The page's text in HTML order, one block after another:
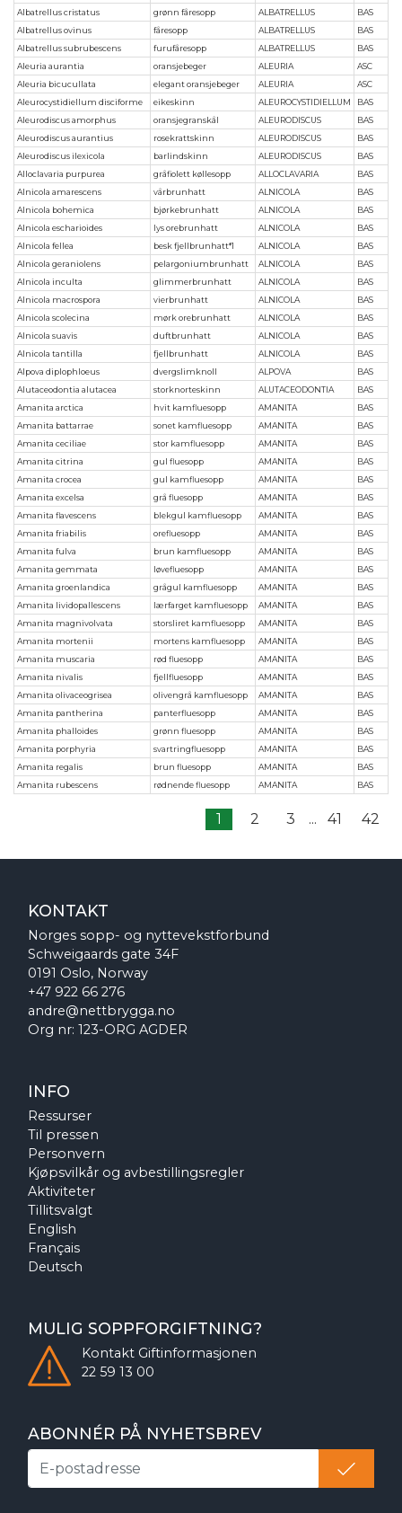
Albatrellus cristatus
grønn fåresopp ALBATRELLUS
BAS
Albatrellus ovinus
fåresopp ALBATRELLUS
BAS
Albatrellus subrubescens
furufåresopp ALBATRELLUS
BAS
Aleuria aurantia
oransjebeger ALEURIA
ASC
Aleuria bicucullata
elegant oransjebeger ALEURIA
ASC
Aleurocystidiellum disciforme
eikeskinn ALEUROCYSTIDIELLUM
BAS
Aleurodiscus amorphus
oransjegranskål ALEURODISCUS
BAS
Aleurodiscus aurantius
rosekrattskinn ALEURODISCUS
BAS
Aleurodiscus ilexicola
barlindskinn ALEURODISCUS
BAS
Alloclavaria purpurea
gråfiolett køllesopp ALLOCLAVARIA
BAS
Alnicola amarescens
vårbrunhatt ALNICOLA
BAS
Alnicola bohemica
bjørkebrunhatt ALNICOLA
BAS
Alnicola escharioides
lys orebrunhatt ALNICOLA
BAS
Alnicola fellea
besk fjellbrunhatt*1 ALNICOLA
BAS
Alnicola geraniolens
pelargoniumbrunhatt ALNICOLA
BAS
Alnicola inculta
glimmerbrunhatt ALNICOLA
BAS
Alnicola macrospora
vierbrunhatt ALNICOLA
BAS
Alnicola scolecina
mørk orebrunhatt ALNICOLA
BAS
Alnicola suavis
duftbrunhatt ALNICOLA
BAS
Alnicola tantilla
fjellbrunhatt ALNICOLA
BAS
Alpova diplophloeus
dvergslimknoll ALPOVA
BAS
Alutaceodontia alutacea
storknorteskinn ALUTACEODONTIA
BAS
Amanita arctica
hvit kamfluesopp AMANITA
BAS
Amanita battarrae
sonet kamfluesopp AMANITA
BAS
Amanita ceciliae
stor kamfluesopp AMANITA
BAS
Amanita citrina
gul fluesopp AMANITA
BAS
Amanita crocea
gul kamfluesopp AMANITA
BAS
Amanita excelsa
grå fluesopp AMANITA
BAS
Amanita flavescens
blekgul kamfluesopp AMANITA
BAS
Amanita friabilis
orefluesopp AMANITA
BAS
Amanita fulva
brun kamfluesopp AMANITA
BAS
Amanita gemmata
løvefluesopp AMANITA
BAS
Amanita groenlandica
grågul kamfluesopp AMANITA
BAS
Amanita lividopallescens
lærfarget kamfluesopp AMANITA
BAS
Amanita magnivolvata
storsliret kamfluesopp AMANITA
BAS
Amanita mortenii
mortens kamfluesopp AMANITA
BAS
Amanita muscaria
rød fluesopp AMANITA
BAS
Amanita nivalis
fjellfluesopp AMANITA
BAS
Amanita olivaceogrisea
olivengrå kamfluesopp AMANITA
BAS
Amanita pantherina
panterfluesopp AMANITA
BAS
Amanita phalloides
grønn fluesopp AMANITA
BAS
Amanita porphyria
svartringfluesopp AMANITA
BAS
Amanita regalis
brun fluesopp AMANITA
BAS
Amanita rubescens
rødnende fluesopp AMANITA BAS
1 2 3 ... 41 42
KONTAKT
Norges sopp- og nyttevekstforbund
Schweigaards gate 34F
0191 Oslo, Norway
+47 922 66 276
andre@nettbrygga.no
Org nr: 123-ORG AGDER
INFO
Ressurser
Til pressen
Personvern
Kjøpsvilkår og avbestillingsregler
Aktiviteter
Tillitsvalgt
English
Français
Deutsch
MULIG SOPPFORGIFTNING?
Kontakt Giftinformasjonen
22 59 13 00
ABONNÉR PÅ NYHETSBREV